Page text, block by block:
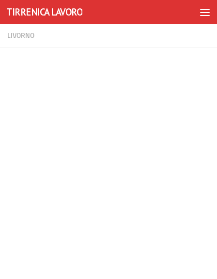
Skip to content
TIRRENICA LAVORO
LIVORNO